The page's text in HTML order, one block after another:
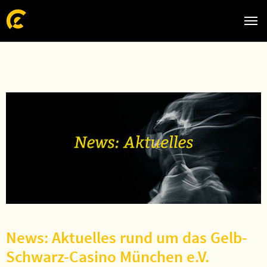
Zum Hauptinhalt springen
Skip to page footer
News: Aktuelles rund um das Gelb-
Schwarz-Casino München e.V.